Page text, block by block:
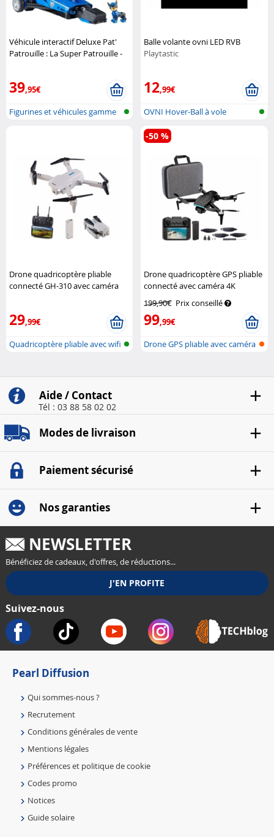
Véhicule interactif Deluxe Pat'
Patrouille : La Super Patrouille -
39,95€
Figurines et véhicules gamme
Balle volante ovni LED RVB
Playtastic
12,99€
OVNI Hover-Ball à vole
autonome
Drone quadricoptère pliable
connecté GH-310 avec caméra
29,99€
Quadricoptère pliable avec wifi
Drone quadricoptère GPS pliable
connecté avec caméra 4K
199,90€ Prix conseillé
99,99€
-50 %
Drone GPS pliable avec caméra
Aide / Contact
Tél : 03 88 58 02 02
Modes de livraison
Paiement sécurisé
Nos garanties
NEWSLETTER
Bénéficiez de cadeaux, d'offres, de réductions...
Suivez-nous
Pearl Diffusion
Qui sommes-nous ?
Recrutement
Conditions générales de vente
Mentions légales
Préférences et politique de cookie
Codes promo
Notices
Guide solaire